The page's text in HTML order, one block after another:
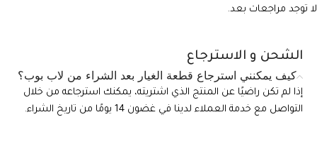
لا توجد مراجعات بعد.
الشحن و الاسترجاع
كيف يمكنني استرجاع قطعة الغيار بعد الشراء من لاب بوب؟
إذا لم تكن راضيًا عن المنتج الذي اشتريته، يمكنك استرجاعه من خلال
التواصل مع خدمة العملاء لدينا في غضون 14 يومًا من تاريخ الشراء.